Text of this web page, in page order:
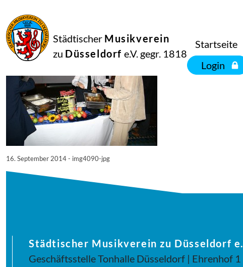
Städtischer Musikverein
zu Düsseldorf e.V. gegr. 1818
Startseite
Login
September
2014
Manfred Hill
4090
16. September 2014 - img4090-jpg
Städtischer Musikverein zu Düsseldorf
Geschäftsstelle Tonhalle Düsseldorf | Ehrenhof